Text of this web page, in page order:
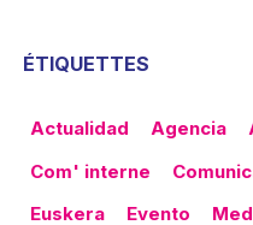
ÉTIQUETTES
Actualidad Agencia
Com' interne
Euskera
Evento